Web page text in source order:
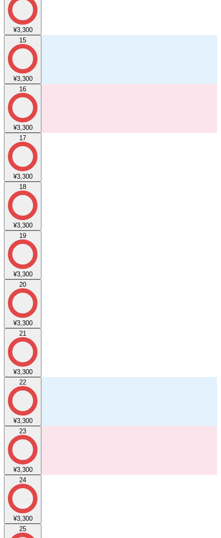
¥3,300
15
¥3,300
16
¥3,300
17
¥3,300
18
¥3,300
19
¥3,300
20
¥3,300
21
¥3,300
22
¥3,300
23
¥3,300
24
¥3,300
25